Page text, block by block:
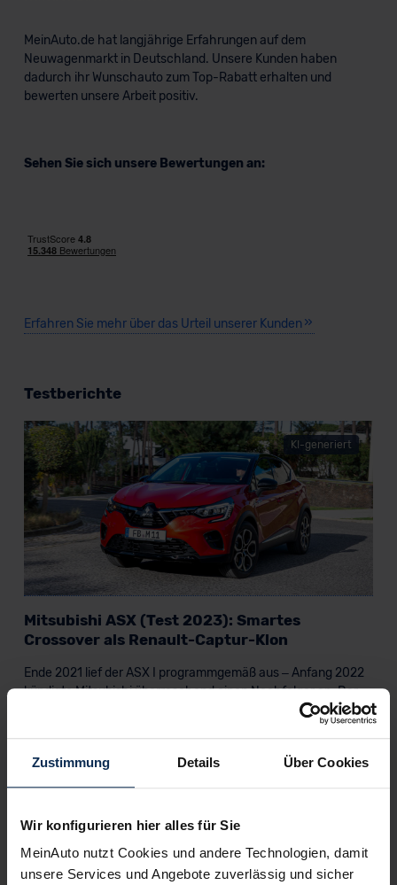
Zustimmung Details Über Cookies
Wir konfigurieren hier alles für Sie
MeinAuto nutzt Cookies und andere Technologien, damit
unsere Services und Angebote zuverlässig und sicher
MeinAuto.de hat langjährige Erfahrungen auf dem
Neuwagenmarkt in Deutschland. Unsere Kunden haben
dadurch ihr Wunschauto zum Top-Rabatt erhalten und
bewerten unsere Arbeit positiv.
Sehen Sie sich unsere Bewertungen an:
Erfahren Sie mehr über das Urteil unserer Kunden
Testberichte
KI-generiert
Mitsubishi ASX (Test 2023): Smartes
Crossover als Renault-Captur-Klon
Ende 2021 lief der ASX I programmgemäß aus – Anfang 2022
kündigte Mitsubishi überraschend einen Nachfolger an. Der
Mitsubishi ASX II wird seit März 2023 ausgeliefert. Was er
Artikel lesen
Weitere Artikel im Automagazin